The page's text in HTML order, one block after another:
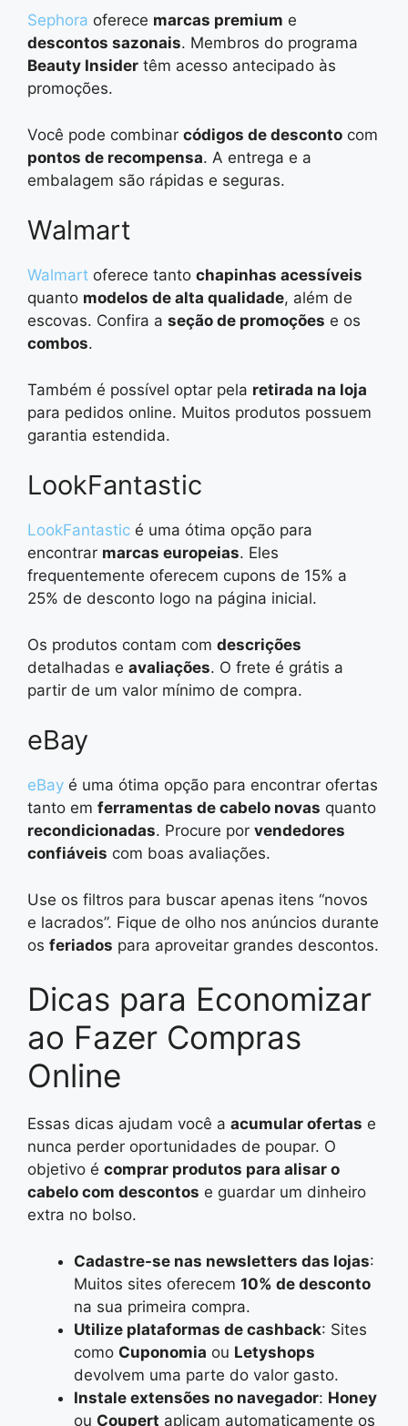
Sephora oferece marcas premium e
descontos sazonais. Membros do programa
Beauty Insider têm acesso antecipado às
promoções.
Você pode combinar códigos de desconto com
pontos de recompensa. A entrega e a
embalagem são rápidas e seguras.
Walmart
Walmart oferece tanto chapinhas acessíveis
quanto modelos de alta qualidade, além de
escovas. Confira a seção de promoções e os
combos.
Também é possível optar pela retirada na loja
para pedidos online. Muitos produtos possuem
garantia estendida.
LookFantastic
LookFantastic é uma ótima opção para
encontrar marcas europeias. Eles
frequentemente oferecem cupons de 15% a
25% de desconto logo na página inicial.
Os produtos contam com descrições
detalhadas e avaliações. O frete é grátis a
partir de um valor mínimo de compra.
eBay
eBay é uma ótima opção para encontrar ofertas
tanto em ferramentas de cabelo novas quanto
recondicionadas. Procure por vendedores
confiáveis com boas avaliações.
Use os filtros para buscar apenas itens “novos
e lacrados”. Fique de olho nos anúncios durante
os feriados para aproveitar grandes descontos.
Dicas para Economizar
ao Fazer Compras
Online
Essas dicas ajudam você a acumular ofertas e
nunca perder oportunidades de poupar. O
objetivo é comprar produtos para alisar o
cabelo com descontos e guardar um dinheiro
extra no bolso.
Cadastre-se nas newsletters das lojas:
Muitos sites oferecem 10% de desconto
na sua primeira compra.
Utilize plataformas de cashback: Sites
como Cuponomia ou Letyshops
devolvem uma parte do valor gasto.
Instale extensões no navegador: Honey
ou Coupert aplicam automaticamente os